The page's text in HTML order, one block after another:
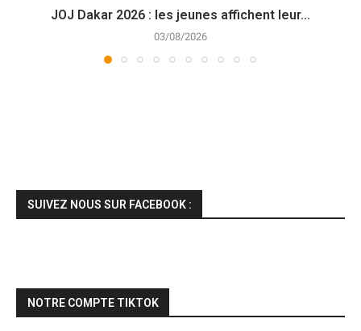
JOJ Dakar 2026 : les jeunes affichent leur...
03/08/2026
SUIVEZ NOUS SUR FACEBOOK :
NOTRE COMPTE TIKTOK